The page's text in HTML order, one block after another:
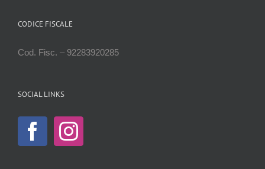
CODICE FISCALE
Cod. Fisc. – 92283920285
SOCIAL LINKS